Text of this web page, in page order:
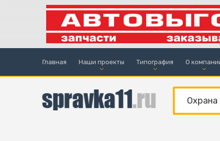
Главная Наши проекты Типография О